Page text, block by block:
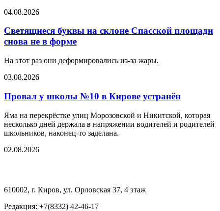
04.08.2026
Светящиеся буквы на склоне Спасской площади
снова не в форме
На этот раз они деформировались из-за жары.
03.08.2026
Провал у школы №10 в Кирове устранён
Яма на перекрёстке улиц Морозовской и Никитской, которая
несколько дней держала в напряжении водителей и родителей
школьников, наконец-то заделана.
02.08.2026
610002, г. Киров, ул. Орловская 37, 4 этаж
Редакция: +7(8332) 42-46-17